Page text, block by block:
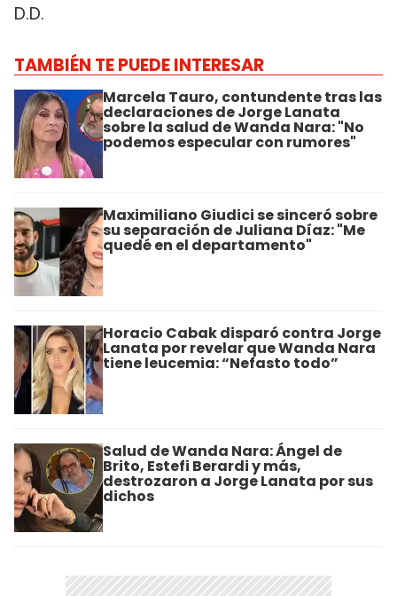
D.D.
TAMBIÉN TE PUEDE INTERESAR
Marcela Tauro, contundente tras las
declaraciones de Jorge Lanata
sobre la salud de Wanda Nara: "No
podemos especular con rumores"
Maximiliano Giudici se sinceró sobre
su separación de Juliana Díaz: "Me
quedé en el departamento"
Horacio Cabak disparó contra Jorge
Lanata por revelar que Wanda Nara
tiene leucemia: “Nefasto todo”
Salud de Wanda Nara: Ángel de
Brito, Estefi Berardi y más,
destrozaron a Jorge Lanata por sus
dichos